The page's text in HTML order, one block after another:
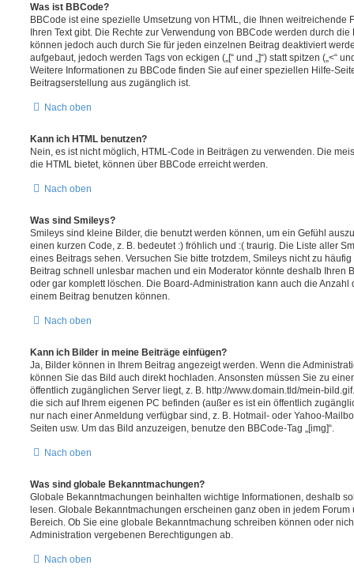
Was ist BBCode?
BBCode ist eine spezielle Umsetzung von HTML, die Ihnen weitreichende
Ihren Text gibt. Die Rechte zur Verwendung von BBCode werden durch
können jedoch auch durch Sie für jeden einzelnen Beitrag deaktiviert
aufgebaut, jedoch werden Tags von eckigen („[“ und „]“) statt spitzen („<“
Weitere Informationen zu BBCode finden Sie auf einer speziellen Hilfe-
Beitragserstellung aus zugänglich ist.
Nach oben
Kann ich HTML benutzen?
Nein, es ist nicht möglich, HTML-Code in Beiträgen zu verwenden. Die
die HTML bietet, können über BBCode erreicht werden.
Nach oben
Was sind Smileys?
Smileys sind kleine Bilder, die benutzt werden können, um ein Gefühl
einen kurzen Code, z. B. bedeutet :) fröhlich und :( traurig. Die Liste aller
eines Beitrags sehen. Versuchen Sie bitte trotzdem, Smileys nicht zu
Beitrag schnell unlesbar machen und ein Moderator könnte deshalb Ihren
oder gar komplett löschen. Die Board-Administration kann auch die
einem Beitrag benutzen können.
Nach oben
Kann ich Bilder in meine Beiträge einfügen?
Ja, Bilder können in Ihrem Beitrag angezeigt werden. Wenn die
können Sie das Bild auch direkt hochladen. Ansonsten müssen Sie zu
öffentlich zugänglichen Server liegt, z. B. http://www.domain.tld/mein-
die sich auf Ihrem eigenen PC befinden (außer es ist ein öffentlich
nur nach einer Anmeldung verfügbar sind, z. B. Hotmail- oder Yahoo-
Seiten usw. Um das Bild anzuzeigen, benutze den BBCode-Tag „[img]“.
Nach oben
Was sind globale Bekanntmachungen?
Globale Bekanntmachungen beinhalten wichtige Informationen, deshalb
lesen. Globale Bekanntmachungen erscheinen ganz oben in jedem
Bereich. Ob Sie eine globale Bekanntmachung schreiben können oder
Administration vergebenen Berechtigungen ab.
Nach oben